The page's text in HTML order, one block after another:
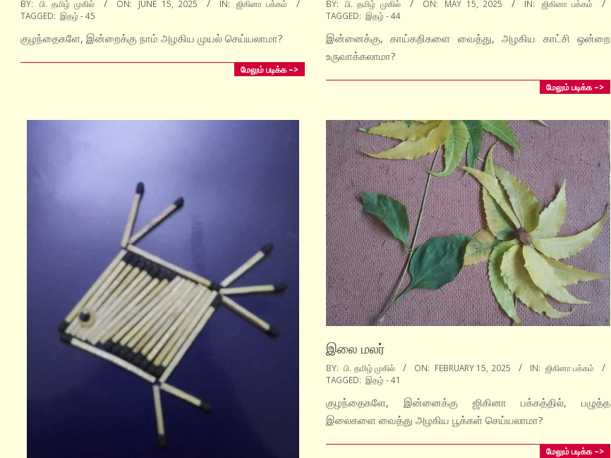
06-
15
BY: பி. தமிழ் முகில் ON: JUNE 15, 2025 IN:
ஜிகினா பக்கம்
TAGGED: இதழ் - 45
குழந்தைகளே, இன்றைக்கு நாம் அழகிய முயல் செய்யலாமா?
மேலும் படிக்க –>
05-
15
BY: பி. தமிழ் முகில் ON: MAY 15, 2025 IN:
ஜிகினா பக்கம்
TAGGED: இதழ் - 44
இன்னைக்கு, காய்கறிகளை வைத்து, அழகிய காட்சி ஒன்றை
உருவாக்கலாமா?
மேலும் படிக்க –>
இலை மலர்
2025-
02-
15
BY: பி. தமிழ் முகில் ON: FEBRUARY 15, 2025 IN: ஜிகினா பக்கம்
TAGGED: இதழ் - 41
குழந்தைகளே, இன்னைக்கு ஜிகினா பக்கத்தில், பழுத்த
இலைகளை வைத்து அழகிய பூக்கள் செய்யலாமா?
மேலும் படிக்க –>